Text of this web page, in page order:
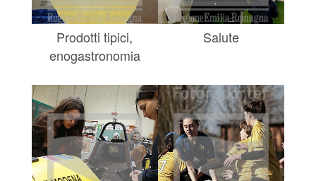
Prodotti tipici,
enogastronomia
Salute